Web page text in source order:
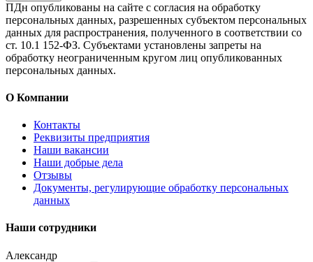
ПДн опубликованы на сайте с согласия на обработку
персональных данных, разрешенных субъектом персональных
данных для распространения, полученного в соответствии со
ст. 10.1 152-ФЗ. Субъектами установлены запреты на
обработку неограниченным кругом лиц опубликованных
персональных данных.
О Компании
Контакты
Реквизиты предприятия
Наши вакансии
Наши добрые дела
Отзывы
Документы, регулирующие обработку персональных
данных
Наши сотрудники
Александр